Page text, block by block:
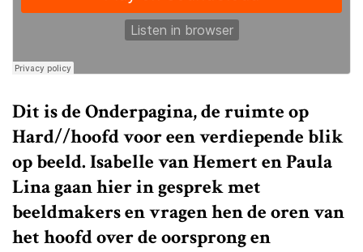
Dit is de Onderpagina, de ruimte op
Hard//hoofd voor een verdiepende blik
op beeld. Isabelle van Hemert en Paula
Lina gaan hier in gesprek met
beeldmakers en vragen hen de oren van
het hoofd over de oorsprong en